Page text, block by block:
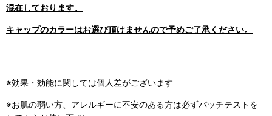
混在しております。
キャップのカラーはお選び頂けませんので予めご了承ください。
※効果・効能に関しては個人差がございます
※お肌の弱い方、アレルギーに不安のある方は必ずパッチテストを